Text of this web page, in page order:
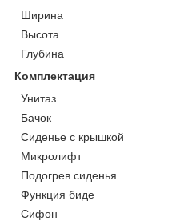
Ширина
Высота
Глубина
Комплектация
Унитаз
Бачок
Сиденье с крышкой
Микролифт
Подогрев сиденья
Функция биде
Сифон